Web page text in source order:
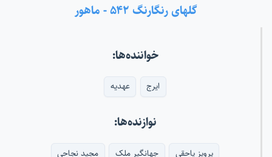
گلهای رنگارنگ ۵۴۲ - ماهور
خواننده‌ها:
ایرج عهدیه
نوازنده‌ها:
پرویز یاحقی جهانگیر ملک مجید نجاحی